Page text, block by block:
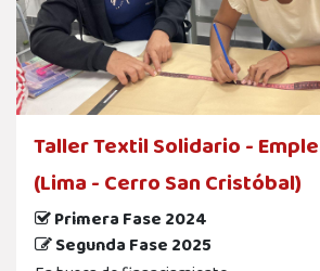
Taller Textil Solidario -
(Lima - Cerro San Cristóbal)
Primera Fase 2024
Segunda Fase 2025